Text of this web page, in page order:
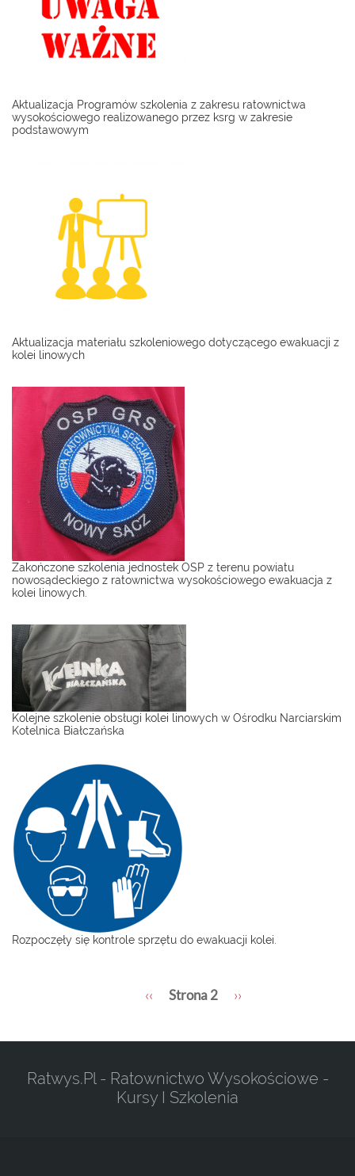
Aktualizacja Programów szkolenia z zakresu ratownictwa
wysokościowego realizowanego przez ksrg w zakresie
podstawowym
Aktualizacja materiału szkoleniowego dotyczącego ewakuacji z
kolei linowych
Zakończone szkolenia jednostek OSP z terenu powiatu
nowosądeckiego z ratownictwa wysokościowego ewakuacja z
kolei linowych.
Kolejne szkolenie obsługi kolei linowych w Ośrodku Narciarskim
Kotelnica Białczańska
Rozpoczęły się kontrole sprzętu do ewakuacji kolei.
StronicowaniePoprzednia
‹‹ Strona 2
Następna
››
Ratwys.pl - Ratownictwo Wysokościowe -
Kursy I Szkolenia